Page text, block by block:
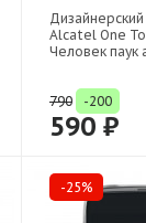
Alcatel One
Человек паук
790 -200
590 ₽
-25%